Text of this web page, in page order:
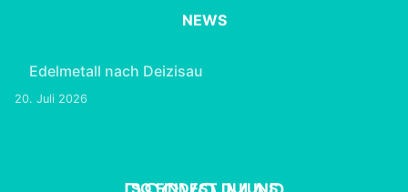
NEWS
Edelmetall nach Deizisau
20. Juli 2026
SO FINDEST DU UNS